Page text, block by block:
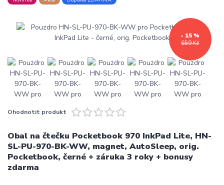
659 Kč
- 15 %
Ohodnotit produkt
Obal na čtečku Pocketbook 970 InkPad Lite, HN-
SL-PU-970-BK-WW, magnet, AutoSleep, orig.
Pocketbook, černé + záruka 3 roky + bonusy
zdarma